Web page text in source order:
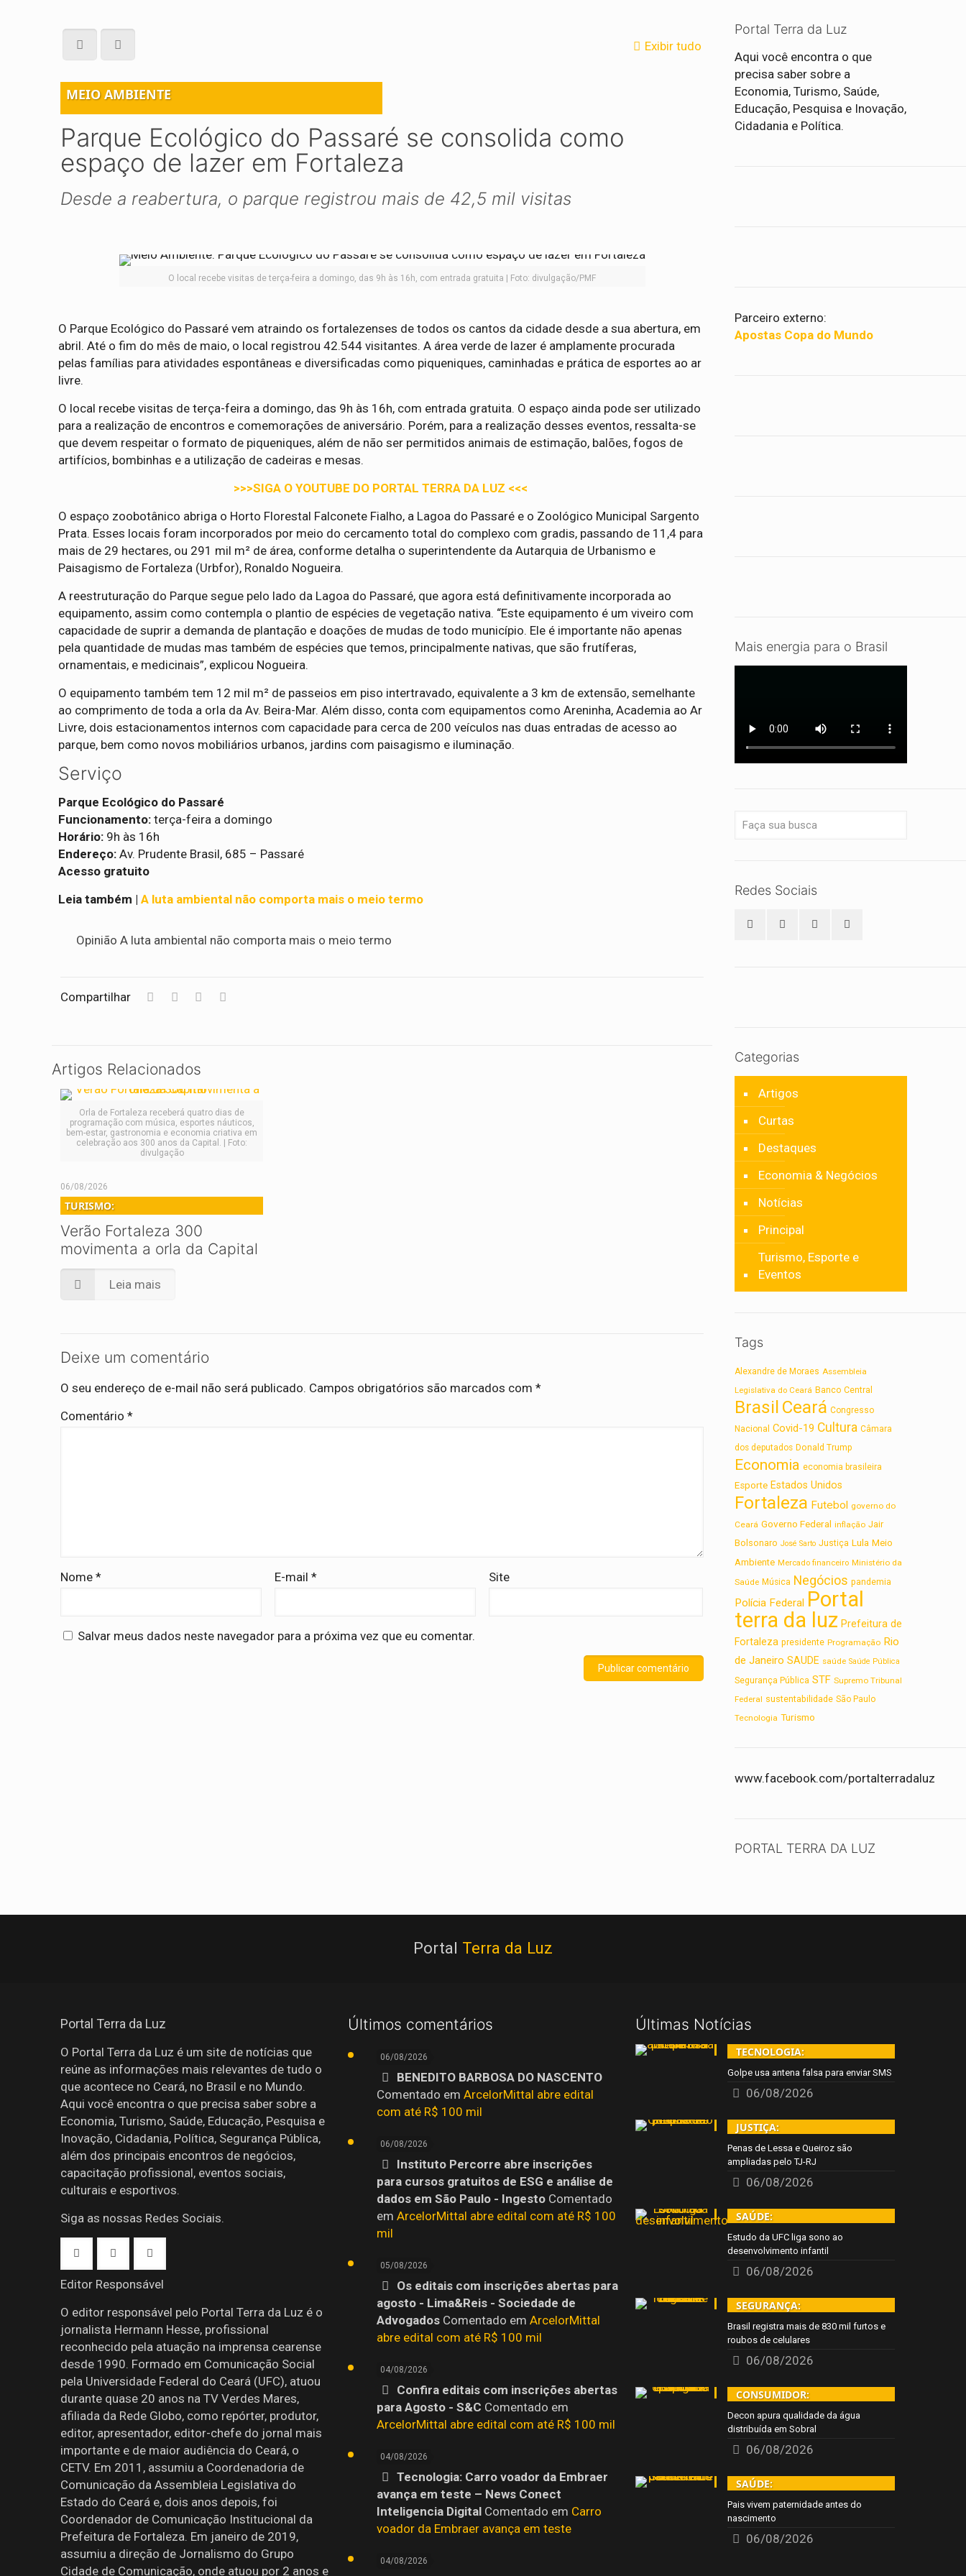
Exibir tudo
MEIO AMBIENTE
Parque Ecológico do Passaré se consolida como
espaço de lazer em Fortaleza
Desde a reabertura, o parque registrou mais de 42,5 mil visitas
O local recebe visitas de terça-feira a domingo, das 9h às 16h, com entrada gratuita | Foto: divulgação/PMF
O Parque Ecológico do Passaré vem atraindo os fortalezenses de todos os cantos da cidade desde a sua abertura, em
abril. Até o fim do mês de maio, o local registrou 42.544 visitantes. A área verde de lazer é amplamente procurada
pelas famílias para atividades espontâneas e diversificadas como piqueniques, caminhadas e prática de esportes ao ar
livre.
O local recebe visitas de terça-feira a domingo, das 9h às 16h, com entrada gratuita. O espaço ainda pode ser utilizado
para a realização de encontros e comemorações de aniversário. Porém, para a realização desses eventos, ressalta-se
que devem respeitar o formato de piqueniques, além de não ser permitidos animais de estimação, balões, fogos de
artifícios, bombinhas e a utilização de cadeiras e mesas.
>>>SIGA O YOUTUBE DO PORTAL TERRA DA LUZ <<<
O espaço zoobotânico abriga o Horto Florestal Falconete Fialho, a Lagoa do Passaré e o Zoológico Municipal Sargento
Prata. Esses locais foram incorporados por meio do cercamento total do complexo com gradis, passando de 11,4 para
mais de 29 hectares, ou 291 mil m² de área, conforme detalha o superintendente da Autarquia de Urbanismo e
Paisagismo de Fortaleza (Urbfor), Ronaldo Nogueira.
A reestruturação do Parque segue pelo lado da Lagoa do Passaré, que agora está definitivamente incorporada ao
equipamento, assim como contempla o plantio de espécies de vegetação nativa. “Este equipamento é um viveiro com
capacidade de suprir a demanda de plantação e doações de mudas de todo município. Ele é importante não apenas
pela quantidade de mudas mas também de espécies que temos, principalmente nativas, que são frutíferas,
ornamentais, e medicinais”, explicou Nogueira.
O equipamento também tem 12 mil m² de passeios em piso intertravado, equivalente a 3 km de extensão, semelhante
ao comprimento de toda a orla da Av. Beira-Mar. Além disso, conta com equipamentos como Areninha, Academia ao Ar
Livre, dois estacionamentos internos com capacidade para cerca de 200 veículos nas duas entradas de acesso ao
parque, bem como novos mobiliários urbanos, jardins com paisagismo e iluminação.
Serviço
Parque Ecológico do Passaré
Funcionamento: terça-feira a domingo
Horário: 9h às 16h
Endereço: Av. Prudente Brasil, 685 – Passaré
Acesso gratuito
Leia também |A luta ambiental não comporta mais o meio termo
Opinião A luta ambiental não comporta mais o meio termo
Compartilhar
Artigos Relacionados
Orla de Fortaleza receberá quatro dias de
programação com música, esportes náuticos,
bem-estar, gastronomia e economia criativa em
celebração aos 300 anos da Capital. | Foto:
divulgação
06/08/2026
TURISMO:
Verão Fortaleza 300
movimenta a orla da Capital
Leia mais
Deixe um comentário
O seu endereço de e-mail não será publicado. Campos obrigatórios são marcados com *
Comentário *
Nome * E-mail* Site
Salvar meus dados neste navegador para a próxima vez que eu comentar.
Portal Terra da Luz
Aqui você encontra o que
precisa saber sobre a
Economia, Turismo, Saúde,
Educação, Pesquisa e Inovação,
Cidadania e Política.
Parceiro externo:
Apostas Copa do Mundo
Mais energia para o Brasil
Redes Sociais
Categorias
Artigos
Curtas
Destaques
Economia & Negócios
Notícias
Principal
Turismo, Esporte e
Eventos
Tags
Alexandre de Moraes Assembleia
Legislativa do Ceará Banco Central
Brasil Ceará Congresso
Nacional
Covid-19 Cultura Câmara
dos deputados Donald Trump
Economia economia brasileira
Esporte Estados Unidos
Fortaleza Futebol governo do
Ceará Governo Federal inflação Jair
Bolsonaro José Sarto Justiça Lula Meio
Ambiente Mercado financeiro Ministério da
Saúde Música Negócios pandemia
Polícia Federal Portal
terra da luz Prefeitura de
Fortaleza presidente Programação Rio
de Janeiro SAUDE saúde Saúde Pública
Segurança Pública STF Supremo Tribunal
Federal sustentabilidade São Paulo
Tecnologia Turismo
www.facebook.com/portalterradaluz
PORTAL TERRA DA LUZ
Portal Terra da Luz
Portal Terra da Luz
O Portal Terra da Luz é um site de notícias que
reúne as informações mais relevantes de tudo o
que acontece no Ceará, no Brasil e no Mundo.
Aqui você encontra o que precisa saber sobre a
Economia, Turismo, Saúde, Educação, Pesquisa e
Inovação, Cidadania, Política, Segurança Pública,
além dos principais encontros de negócios,
capacitação profissional, eventos sociais,
culturais e esportivos.
Siga as nossas Redes Sociais.
Editor Responsável
O editor responsável pelo Portal Terra da Luz é o
jornalista Hermann Hesse, profissional
reconhecido pela atuação na imprensa cearense
desde 1990. Formado em Comunicação Social
pela Universidade Federal do Ceará (UFC), atuou
durante quase 20 anos na TV Verdes Mares,
afiliada da Rede Globo, como repórter, produtor,
editor, apresentador, editor-chefe do jornal mais
importante e de maior audiência do Ceará, o
CETV. Em 2011, assumiu a Coordenadoria de
Comunicação da Assembleia Legislativa do
Estado do Ceará e, dois anos depois, foi
Coordenador de Comunicação Institucional da
Prefeitura de Fortaleza. Em janeiro de 2019,
assumiu a direção de Jornalismo do Grupo
Cidade de Comunicação, onde atuou por 2 anos e
Últimos comentários
06/08/2026
BENEDITO BARBOSA DO NASCENTO
Comentado em ArcelorMittal abre edital
com até R$ 100 mil
06/08/2026
Instituto Percorre abre inscrições
para cursos gratuitos de ESG e análise de
dados em São Paulo - IngestoComentado
em ArcelorMittal abre edital com até R$ 100
mil
05/08/2026
Os editais com inscrições abertas para
agosto - Lima&Reis - Sociedade de
AdvogadosComentado em ArcelorMittal
abre edital com até R$ 100 mil
04/08/2026
Confira editais com inscrições abertas
para Agosto - S&C Comentado em
ArcelorMittal abre edital com até R$ 100 mil
04/08/2026
Tecnologia: Carro voador da Embraer
avança em teste – News Conect
Inteligencia DigitalComentado em Carro
voador da Embraer avança em teste
04/08/2026
Últimas Notícias
TECNOLOGIA:
Golpe usa antena falsa para enviar SMS
06/08/2026
JUSTIÇA:
Penas de Lessa e Queiroz são
ampliadas pelo TJ-RJ
06/08/2026
SAÚDE:
Estudo da UFC liga sono ao
desenvolvimento infantil
06/08/2026
SEGURANÇA:
Brasil registra mais de 830 mil furtos e
roubos de celulares
06/08/2026
CONSUMIDOR:
Decon apura qualidade da água
distribuída em Sobral
06/08/2026
SAÚDE:
Pais vivem paternidade antes do
nascimento
06/08/2026